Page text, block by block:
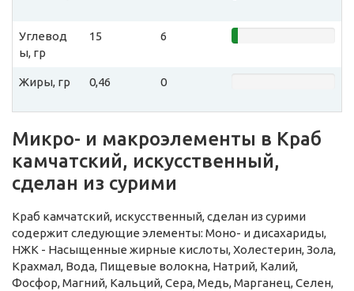
Углевод
ы, гр
15 6
Жиры, гр 0,46 0
Микро- и макроэлементы в Краб
камчатский, искусственный,
сделан из сурими
Краб камчатский, искусственный, сделан из сурими
содержит следующие элементы: Моно- и дисахариды,
НЖК - Насыщенные жирные кислоты, Холестерин, Зола,
Крахмал, Вода, Пищевые волокна, Натрий, Калий,
Фосфор, Магний, Кальций, Сера, Медь, Марганец, Селен,